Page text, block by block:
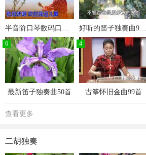
好听的笛子独奏曲90首
6
最新笛子独奏曲50首
4
古筝怀旧金曲99首
查看更多
二胡独奏